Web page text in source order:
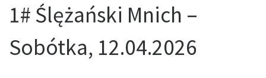
1# Ślężański Mnich –
Sobótka, 12.04.2026